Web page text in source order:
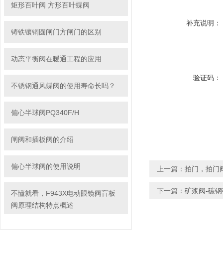
矩形百叶阀 方形百叶蝶阀
铸铁镶铜圆闸门方闸门的区别
动态平衡阀在暖通工程的应用
不锈钢通风蝶阀的使用寿命长吗？
偏心半球阀PQ340F/H
闸阀和插板阀的介绍
偏心半球阀的使用说明
不懂就看，F943X电动眼镜阀盲板
阀原理结构特点概述
补充说明：
验证码：
上一篇： 拍门，拍门
下一篇： 矿浆阀-碳